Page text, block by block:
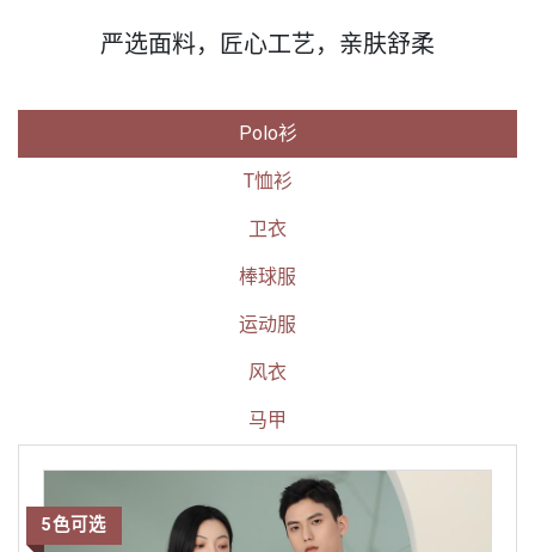
严选面料，匠心工艺，亲肤舒柔
Polo衫
T恤衫
卫衣
棒球服
运动服
风衣
马甲
5色可选